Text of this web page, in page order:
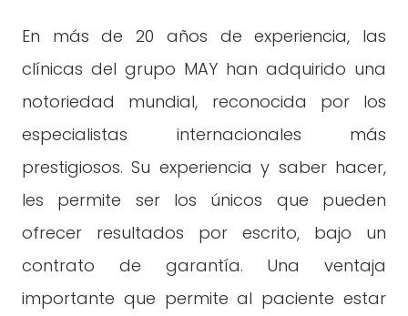
En más de 20 años de experiencia, las
clínicas del grupo MAY han adquirido una
notoriedad mundial, reconocida por los
especialistas internacionales más
prestigiosos. Su experiencia y saber hacer,
les permite ser los únicos que pueden
ofrecer resultados por escrito, bajo un
contrato de garantía. Una ventaja
importante que permite al paciente estar